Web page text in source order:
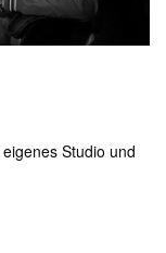
Studio und